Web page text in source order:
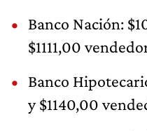
Banco Nación:
$1111,00
Banco
y $1140,00